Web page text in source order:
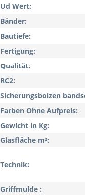
Ud Wert:
Bänder:
Bautiefe:
Fertigung:
Qualität:
RC2:
Sicherungsbolzen
Farben Ohne Aufpreis:
Gewicht in Kg:
Glasfläche m²:
Technik:
Griffmulde :